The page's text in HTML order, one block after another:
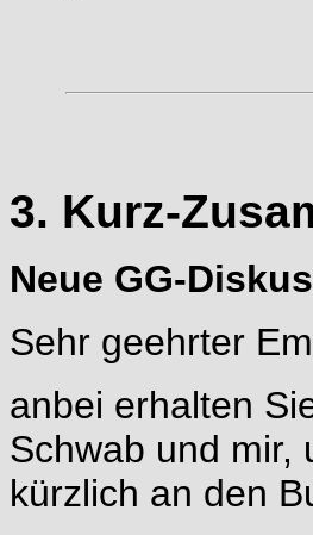
3. Kurz-
Neue GG-
Sehr geehrter
anbei erhalten
Schwab und mir,
kürzlich an den